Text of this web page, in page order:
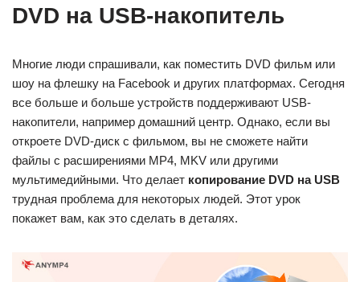
DVD на USB-накопитель
Многие люди спрашивали, как поместить DVD фильм или
шоу на флешку на Facebook и других платформах. Сегодня
все больше и больше устройств поддерживают USB-
накопители, например домашний центр. Однако, если вы
откроете DVD-диск с фильмом, вы не сможете найти
файлы с расширениями MP4, MKV или другими
мультимедийными. Что делает копирование DVD на USB
трудная проблема для некоторых людей. Этот урок
покажет вам, как это сделать в деталях.